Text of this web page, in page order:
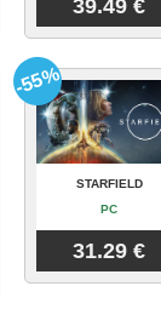
39.49 €
STARFIELD
PC
31.29 €
-55%